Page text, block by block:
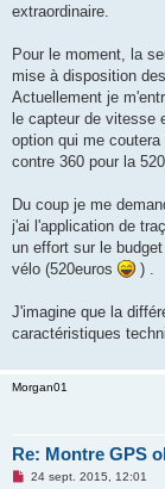
l
extraordinaire.
Pour le moment, la
mise à disposition
Actuellement je
le capteur de vitesse
option qui me
contre 360 pour la
Du coup je me
j'ai l'application de
un effort sur le
vélo (520euros
) .
J'imagine que la
caractéristiques
Morgan01
Re: Montre GPS
M24 sept. 2015, 12:01